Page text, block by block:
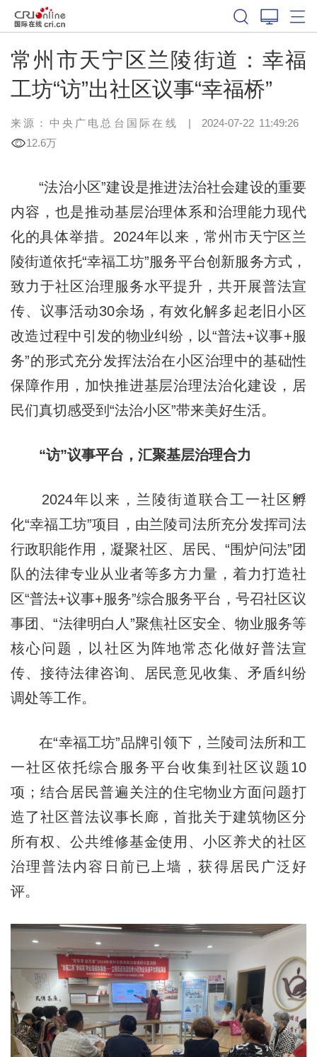
常州市天宁区兰陵街道：幸福
工坊“访”出社区议事“幸福桥”
来源：中央广电总台国际在线 | 2024-07-22 11:49:26
12.6万
“法治小区”建设是推进法治社会建设的重要
内容，也是推动基层治理体系和治理能力现代
化的具体举措。2024年以来，常州市天宁区兰
陵街道依托“幸福工坊”服务平台创新服务方式，
致力于社区治理服务水平提升，共开展普法宣
传、议事活动30余场，有效化解多起老旧小区
改造过程中引发的物业纠纷，以“普法+议事+服
务”的形式充分发挥法治在小区治理中的基础性
保障作用，加快推进基层治理法治化建设，居
民们真切感受到“法治小区”带来美好生活。
“访”议事平台，汇聚基层治理合力
2024年以来，兰陵街道联合工一社区孵
化“幸福工坊”项目，由兰陵司法所充分发挥司法
行政职能作用，凝聚社区、居民、“围炉问法”团
队的法律专业从业者等多方力量，着力打造社
区“普法+议事+服务”综合服务平台，号召社区议
事团、“法律明白人”聚焦社区安全、物业服务等
核心问题，以社区为阵地常态化做好普法宣
传、接待法律咨询、居民意见收集、矛盾纠纷
调处等工作。
在“幸福工坊”品牌引领下，兰陵司法所和工
一社区依托综合服务平台收集到社区议题10
项；结合居民普遍关注的住宅物业方面问题打
造了社区普法议事长廊，首批关于建筑物区分
所有权、公共维修基金使用、小区养犬的社区
治理普法内容日前已上墙，获得居民广泛好
评。